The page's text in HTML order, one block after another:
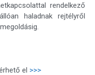
rendelkező
haladnak rejtélyről
el >>>